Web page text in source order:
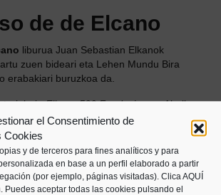
el Consentimiento de
Cookies
y de terceros para fines analíticos y para
en base a un perfil elaborado a partir
(por ejemplo, páginas visitadas). Clica AQUÍ
Puedes aceptar todas las cookies pulsando el
de de Elcano
liburua Juan Sebastian Elkanok
zuen bideari eta Lehen Mundu Bira
erabakiari buruzkoa da.
Elkano 500 Fundazioaren Aholku
eta Juan Sebastian Elcano eta lehen
hainbat liburu eta artikulu argitaratu ditu.